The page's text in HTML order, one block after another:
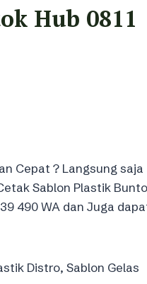
Hub 0811
Cepat ? Langsung saja
Sablon Plastik
490 WA dan Juga
Distro, Sablon Gelas